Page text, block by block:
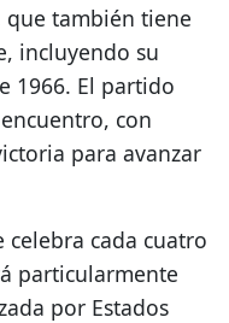
también tiene
incluyendo su
1966. El partido
con
para avanzar
celebra cada cuatro
particularmente
por Estados